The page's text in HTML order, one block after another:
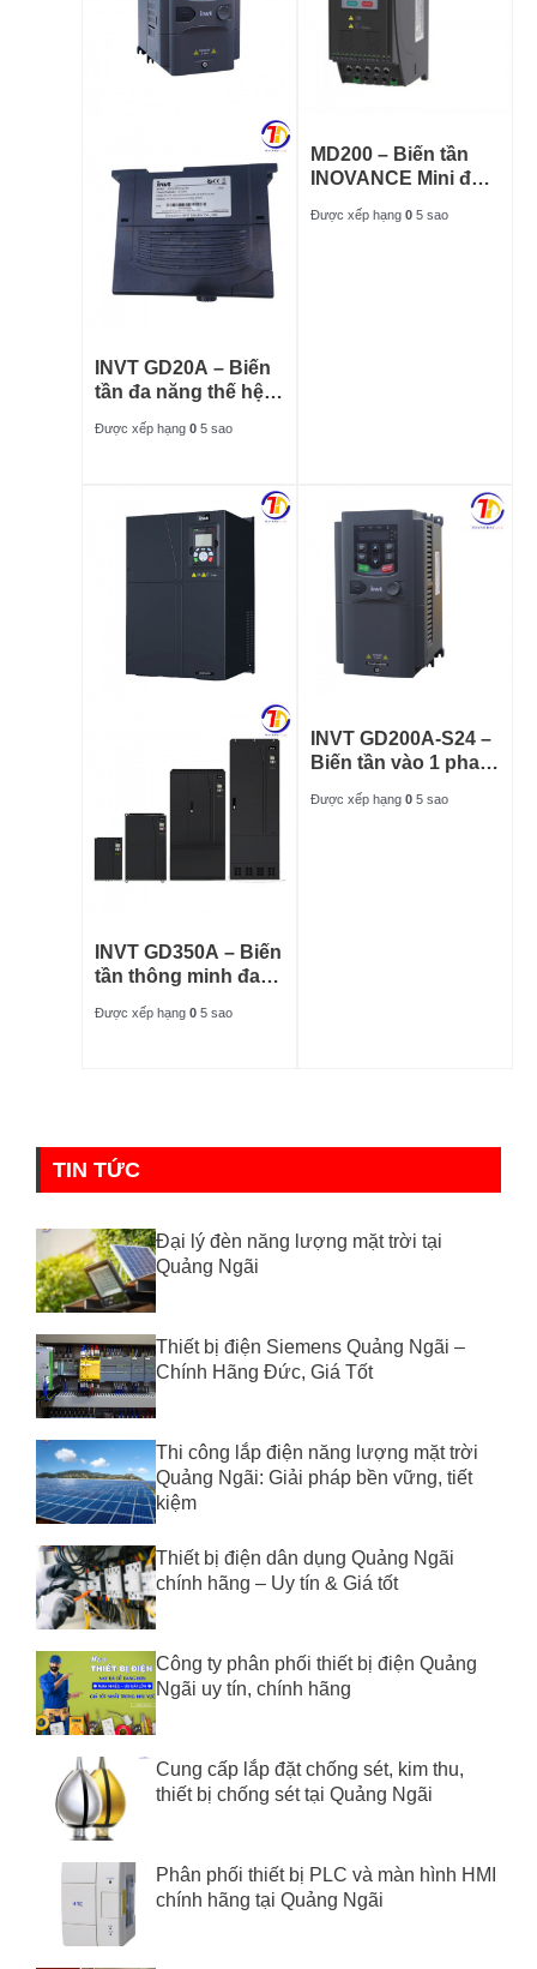
INVT GD20A – Biến
tần đa năng thế hệ
Được xếp hạng 0 5 sao
MD200 – Biến tần
INOVANCE Mini đa
Được xếp hạng 0 5 sao
INVT GD350A – Biến
tần thông minh đa
Được xếp hạng 0 5 sao
INVT GD200A-S24 –
Biến tần vào 1 pha
Được xếp hạng 0 5 sao
TIN TỨC
Đại lý đèn năng lượng mặt trời tại
Quảng Ngãi
Thiết bị điện Siemens Quảng Ngãi –
Chính Hãng Đức, Giá Tốt
Thi công lắp điện năng lượng mặt trời
Quảng Ngãi: Giải pháp bền vững, tiết
kiệm
Thiết bị điện dân dụng Quảng Ngãi
chính hãng – Uy tín & Giá tốt
Công ty phân phối thiết bị điện Quảng
Ngãi uy tín, chính hãng
Cung cấp lắp đặt chống sét, kim thu,
thiết bị chống sét tại Quảng Ngãi
Phân phối thiết bị PLC và màn hình HMI
chính hãng tại Quảng Ngãi